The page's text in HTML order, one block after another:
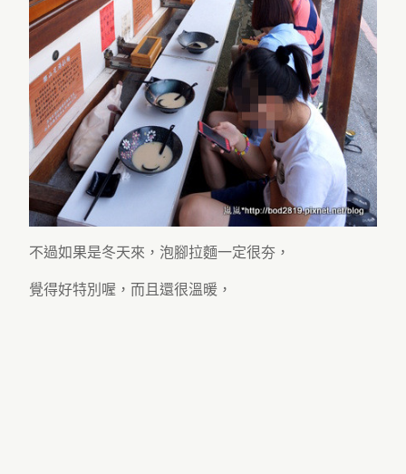
不過如果是冬天來，泡腳拉麵一定很夯，
覺得好特別喔，而且還很溫暖，